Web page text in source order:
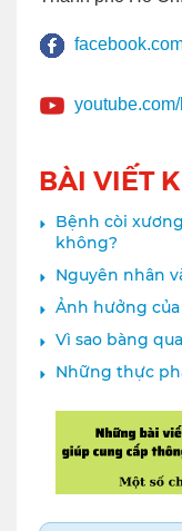
BÀI VIẾT
Bệnh còi
không?
Nguyên nhân
Ảnh hưởng
Vì sao bàng
Những thực